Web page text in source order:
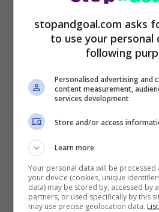
gestire queste situazioni
purtroppo però non è
pieno sulla partita ma
prepararla al meglio. Ora
e cerchiamo di fare una
stopandgoal.com asks
to use your
following
Personalised advertising and
content measurement,
services development
Store and/or access
Learn more
Your personal data will be
your device (cookies, unique
data) may be stored by, accessed by
partners, or used specifically by this
may use precise geolocation data.